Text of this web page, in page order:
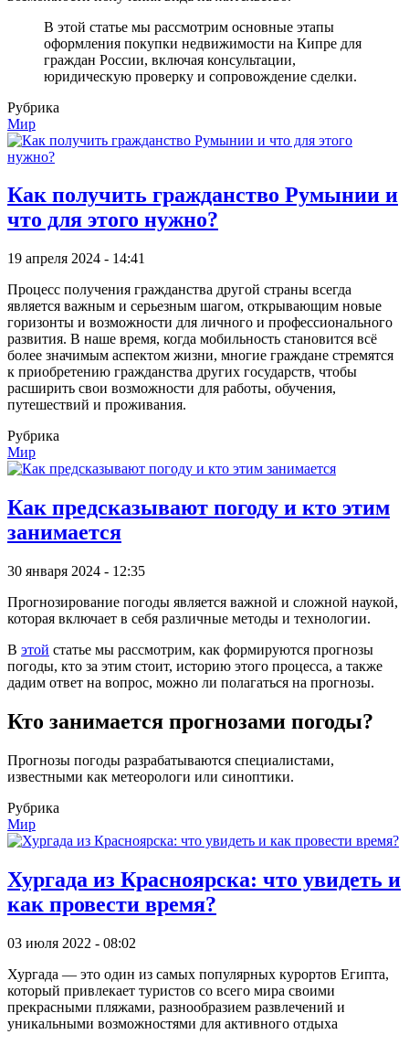
В этой статье мы рассмотрим основные этапы
оформления покупки недвижимости на Кипре для
граждан России, включая консультации,
юридическую проверку и сопровождение сделки.
Рубрика
Мир
Как получить гражданство Румынии и
что для этого нужно?
19 апреля 2024 - 14:41
Процесс получения гражданства другой страны всегда
является важным и серьезным шагом, открывающим новые
горизонты и возможности для личного и профессионального
развития. В наше время, когда мобильность становится всё
более значимым аспектом жизни, многие граждане стремятся
к приобретению гражданства других государств, чтобы
расширить свои возможности для работы, обучения,
путешествий и проживания.
Рубрика
Мир
Как предсказывают погоду и кто этим
занимается
30 января 2024 - 12:35
Прогнозирование погоды является важной и сложной наукой,
которая включает в себя различные методы и технологии.
В этой статье мы рассмотрим, как формируются прогнозы
погоды, кто за этим стоит, историю этого процесса, а также
дадим ответ на вопрос, можно ли полагаться на прогнозы.
Кто занимается прогнозами погоды?
Прогнозы погоды разрабатываются специалистами,
известными как метеорологи или синоптики.
Рубрика
Мир
Хургада из Красноярска: что увидеть и
как провести время?
03 июля 2022 - 08:02
Хургада — это один из самых популярных курортов Египта,
который привлекает туристов со всего мира своими
прекрасными пляжами, разнообразием развлечений и
уникальными возможностями для активного отдыха